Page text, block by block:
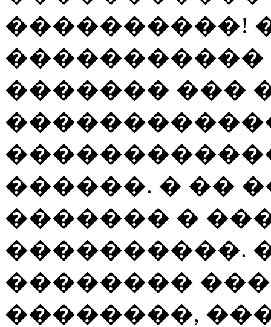
����������!
�����������
������� ���
������. � ��
������� �
����������.
��������
��������,